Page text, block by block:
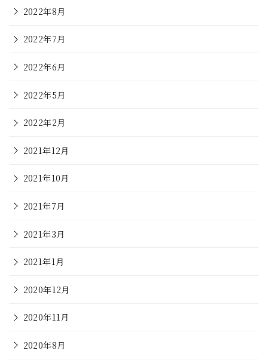
2022年8月
2022年7月
2022年6月
2022年5月
2022年2月
2021年12月
2021年10月
2021年7月
2021年3月
2021年1月
2020年12月
2020年11月
2020年8月